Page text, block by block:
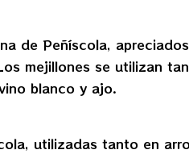
de Peñíscola,
mejillones se utilizan
blanco y ajo.
utilizadas tanto en